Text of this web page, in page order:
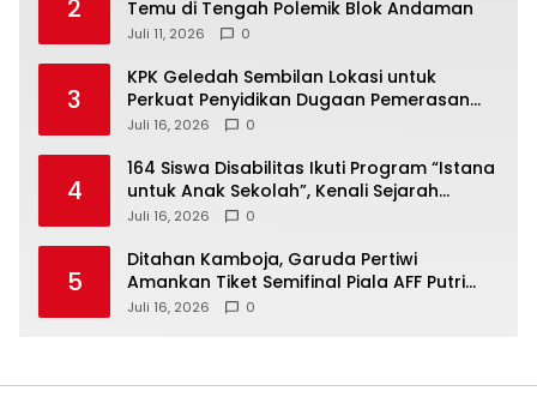
2
Temu di Tengah Polemik Blok Andaman
Juli 11, 2026 0
3
KPK Geledah Sembilan Lokasi untuk
Perkuat Penyidikan Dugaan Pemerasan
Bupati Sukoharjo Nonaktif
Juli 16, 2026 0
4
164 Siswa Disabilitas Ikuti Program “Istana
untuk Anak Sekolah”, Kenali Sejarah
Bangsa dan Pemerintahan
Juli 16, 2026 0
5
Ditahan Kamboja, Garuda Pertiwi
Amankan Tiket Semifinal Piala AFF Putri
2026
Juli 16, 2026 0